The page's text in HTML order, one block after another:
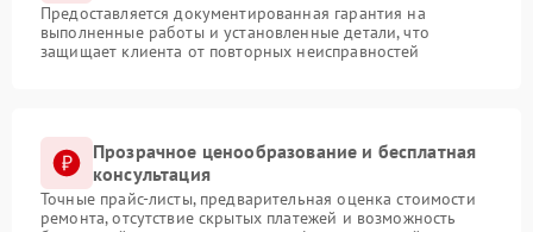
Предоставляется документированная гарантия на
выполненные работы и установленные детали, что
защищает клиента от повторных неисправностей
Прозрачное ценообразование и бесплатная
консультация
Точные прайс-листы, предварительная оценка стоимости
ремонта, отсутствие скрытых платежей и возможность